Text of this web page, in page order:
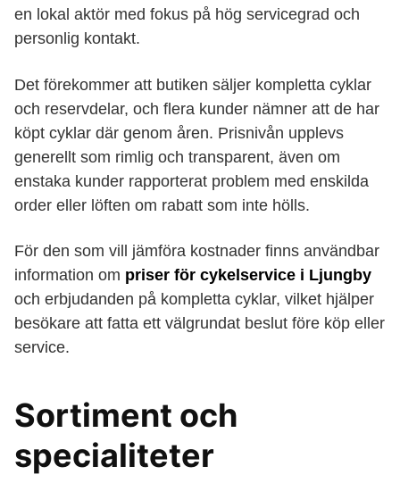
en lokal aktör med fokus på hög servicegrad och
personlig kontakt.
Det förekommer att butiken säljer kompletta cyklar
och reservdelar, och flera kunder nämner att de har
köpt cyklar där genom åren. Prisnivån upplevs
generellt som rimlig och transparent, även om
enstaka kunder rapporterat problem med enskilda
order eller löften om rabatt som inte hölls.
För den som vill jämföra kostnader finns användbar
information om priser för cykelservice i Ljungby
och erbjudanden på kompletta cyklar, vilket hjälper
besökare att fatta ett välgrundat beslut före köp eller
service.
Sortiment och
specialiteter